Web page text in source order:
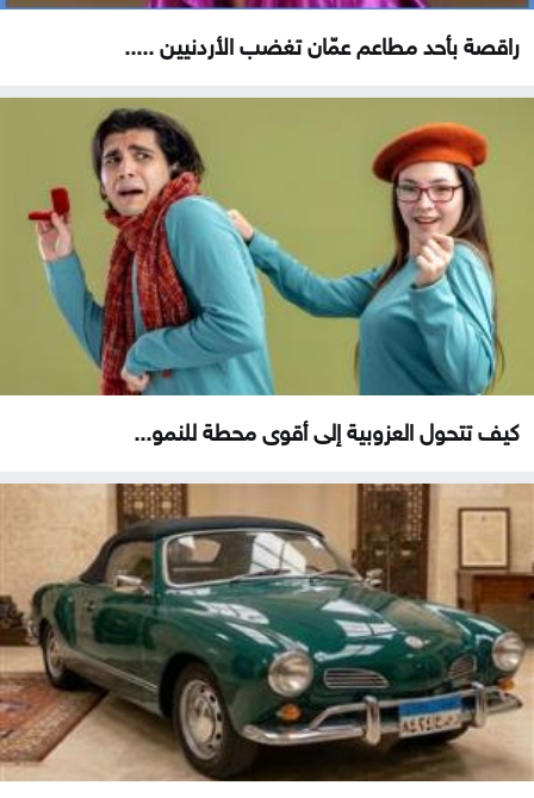
راقصة بأحد مطاعم عمّان تغضب الأردنيين .....
كيف تتحول العزوبية إلى أقوى محطة للنمو...